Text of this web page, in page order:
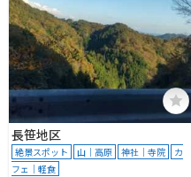
長笹地区
絶景スポット 山｜高原 神社｜寺院
カ
フェ｜軽食